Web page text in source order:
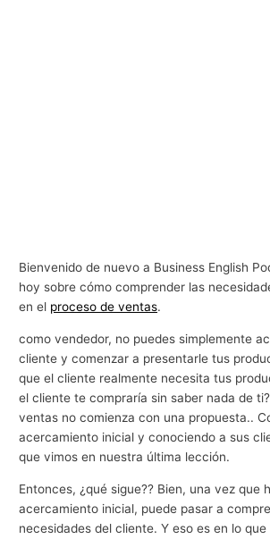
Bienvenido de nuevo a Business English
hoy sobre cómo comprender las
en el proceso de ventas.
como vendedor, no puedes simplemente
cliente y comenzar a presentarle tus
que el cliente realmente necesita tus
el cliente te compraría sin saber nada de
ventas no comienza con una propuesta..
acercamiento inicial y conociendo a sus
que vimos en nuestra última lección.
Entonces, ¿qué sigue?? Bien, una vez que
acercamiento inicial, puede pasar a
necesidades del cliente. Y eso es en lo